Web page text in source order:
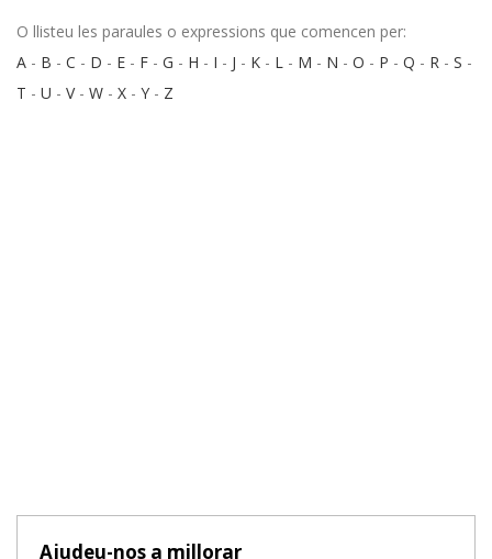
O llisteu les paraules o expressions que comencen per:
A - B - C - D - E - F - G - H - I - J - K - L - M - N - O - P - Q - R - S -
T - U - V- W - X - Y - Z
Ajudeu-nos a millorar